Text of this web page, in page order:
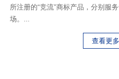
所注册的“竞流”商标产品，分别服
场。...
查看更